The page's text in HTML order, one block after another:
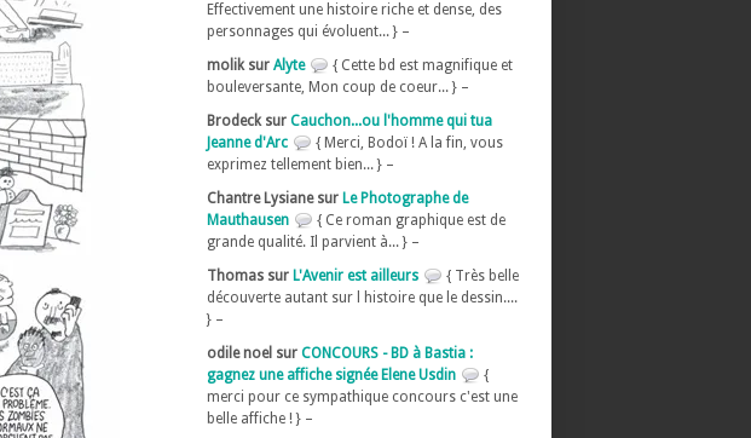
Effectivement une histoire riche et dense, des
personnages qui évoluent... } –
molik sur Alyte
{ Cette bd est magnifique et
bouleversante, Mon coup de coeur... } –
Brodeck sur Cauchon...ou l'homme qui tua
Jeanne d'Arc
{ Merci, Bodoï ! A la fin, vous
exprimez tellement bien... } –
Chantre Lysiane sur Le Photographe de
Mauthausen
{ Ce roman graphique est de
grande qualité. Il parvient à... } –
Thomas sur L'Avenir est ailleurs
{ Très belle
découverte autant sur l histoire que le dessin....
} –
odile noel sur CONCOURS - BD à Bastia :
gagnez une affiche signée Elene Usdin
{
merci pour ce sympathique concours c'est une
belle affiche ! } –